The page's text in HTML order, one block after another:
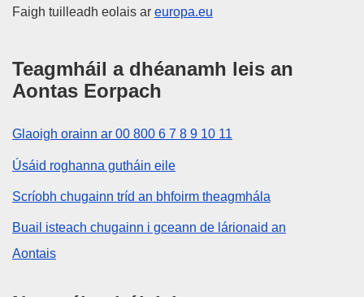
Faigh tuilleadh eolais ar europa.eu
Teagmháil a dhéanamh leis an
Aontas Eorpach
Glaoigh orainn ar 00 800 6 7 8 9 10 11
Úsáid roghanna gutháin eile
Scríobh chugainn tríd an bhfoirm theagmhála
Buail isteach chugainn i gceann de lárionaid an
Aontais